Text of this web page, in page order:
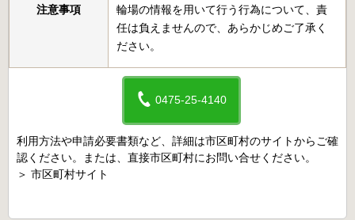
注意事項
輪場の情報を用いて行う行為について、責
任は負えませんので、あらかじめご了承く
ださい。
0475-25-4140
利用方法や申請必要書類など、詳細は市区町村のサイトからご確
認ください。または、直接市区町村にお問い合せください。
＞ 市区町村サイト